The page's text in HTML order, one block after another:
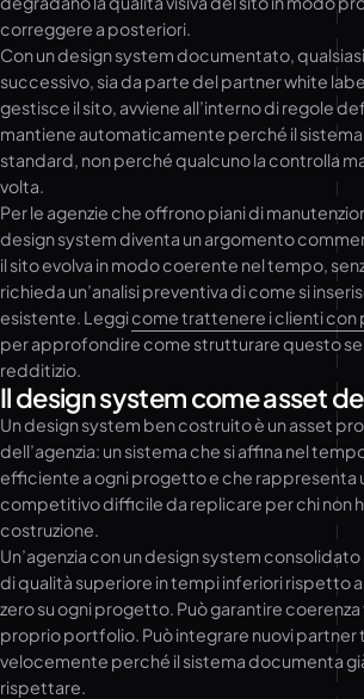
correggere a posteriori.
Con un design system documentato,
successivo, sia da parte del partner white
gestisce il sito, avviene all’interno di regole
mantiene automaticamente perché il
standard, non perché qualcuno la controlla
volta.
Per le agenzie che offrono piani di
design system diventa un argomento
il sito evolva in modo coerente nel tempo,
richieda un’analisi preventiva di come si
esistente. Leggicome trattenere i clienti con
per approfondire come strutturare questo
redditizio.
Il design system come asset
Un design system ben costruito è un asset
dell’agenzia: un sistema che si affina nel
efficiente a ogni progetto e che rappresenta
competitivo difficile da replicare per chi non
costruzione.
Un’agenzia con un design system
di qualità superiore in tempi inferiori rispetto
zero su ogni progetto. Può garantire
proprio portfolio. Può integrare nuovi partner
velocemente perché il sistema documenta
rispettare.